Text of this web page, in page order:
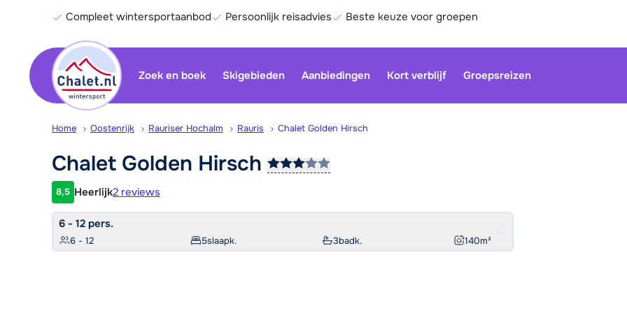
Compleet wintersportaanbod Persoonlijk reisadvies Beste keuze voor groepen
Zoek en boek Skigebieden Aanbiedingen Kort verblijf Groepsreizen
Home Oostenrijk Rauriser Hochalm Rauris Chalet Golden Hirsch
Chalet Golden Hirsch
Klantwaardering
8,5 Heerlijk2 reviews
6 - 12 pers.
6 - 12 5slaapk. 3badk. 140m²